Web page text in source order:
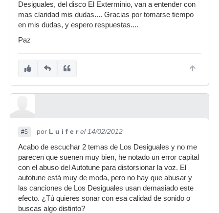
Desiguales, del disco El Exterminio, van a entender con
mas claridad mis dudas.... Gracias por tomarse tiempo
en mis dudas, y espero respuestas....
Paz
#5 por L u i f e r el 14/02/2012
Acabo de escuchar 2 temas de Los Desiguales y no me
parecen que suenen muy bien, he notado un error capital
con el abuso del Autotune para distorsionar la voz. El
autotune está muy de moda, pero no hay que abusar y
las canciones de Los Desiguales usan demasiado este
efecto. ¿Tú quieres sonar con esa calidad de sonido o
buscas algo distinto?